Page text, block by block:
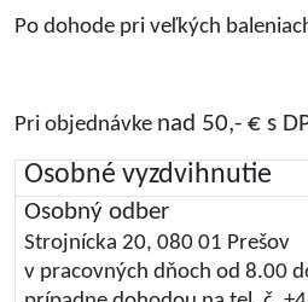
Po dohode pri veľkých
Pri objednávke nad 50,- € s
Osobné vyzdvihnutie
Osobný odber
Strojnícka 20, 080 01 Prešov
v pracovných dňoch od 8.00